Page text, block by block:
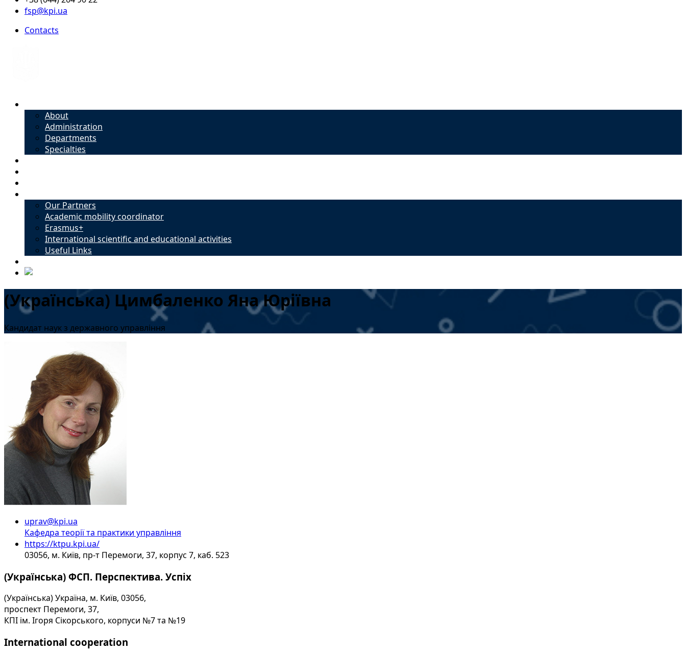
fsp@kpi.ua
Contacts
About
Administration
Departments
Specialties
Our Partners
Academic mobility coordinator
Erasmus+
International scientific and educational activities
Useful Links
(Українська) Цимбаленко Яна Юріївна
Кандидат наук з державного управління
uprav@kpi.ua
Кафедра теорії та практики управління
https://ktpu.kpi.ua/
03056, м. Київ, пр-т Перемоги, 37, корпус 7, каб. 523
(Українська) ФСП. Перспектива. Успіх
(Українська) Україна, м. Київ, 03056,
проспект Перемоги, 37,
КПІ ім. Ігоря Сікорського, корпуси №7 та №19
International cooperation